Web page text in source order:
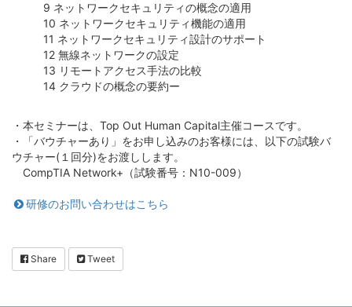
9 ネットワークセキュリティの概念の適用
10 ネットワークセキュリティ機能の適用
11 ネットワークセキュリティ設計のサポート
12 無線ネットワークの設定
13 リモートアクセス手法の比較
14 クラウドの概念の要約ー
・本セミナーは、Top Out Human Capital主催コースです。
・「バウチャーあり」をお申し込みのお客様には、以下の試験バ
ウチャー(１回分)をお渡しします。
CompTIA Network+（試験番号：N10-009）
研修のお問い合わせはこちら
Share Tweet